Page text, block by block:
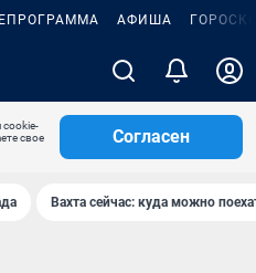
АФИША
свое
Согласен
Вахта сейчас: куда можно